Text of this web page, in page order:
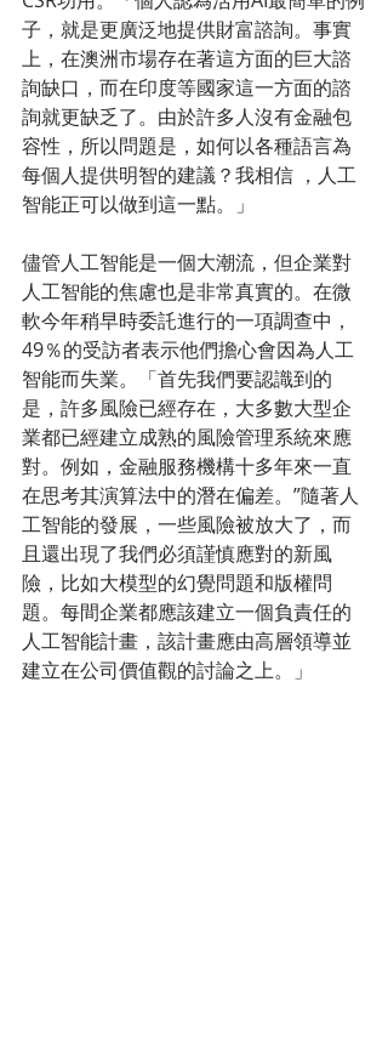
子，就是更廣泛地提供財富諮詢。事實
上，在澳洲市場存在著這方面的巨大諮
詢缺口，而在印度等國家這一方面的諮
詢就更缺乏了。由於許多人沒有金融包
容性，所以問題是，如何以各種語言為
每個人提供明智的建議？我相信 ，人工
智能正可以做到這一點。」
儘管人工智能是一個大潮流，但企業對
人工智能的焦慮也是非常真實的。在微
軟今年稍早時委託進行的一項調查中，
49％的受訪者表示他們擔心會因為人工
智能而失業。「首先我們要認識到的
是，許多風險已經存在，大多數大型企
業都已經建立成熟的風險管理系統來應
對。例如，金融服務機構十多年來一直
在思考其演算法中的潛在偏差。”隨著人
工智能的發展，一些風險被放大了，而
且還出現了我們必須謹慎應對的新風
險，比如大模型的幻覺問題和版權問
題。每間企業都應該建立一個負責任的
人工智能計畫，該計畫應由高層領導並
建立在公司價值觀的討論之上。」